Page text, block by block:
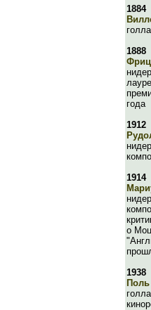
1884
1888
года
1912
1914
о
1938